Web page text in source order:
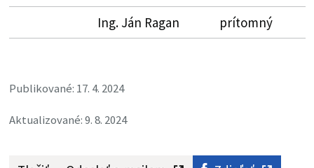
Ing. Ján Ragan
prítomný
Publikované: 17. 4. 2024
Aktualizované: 9. 8. 2024